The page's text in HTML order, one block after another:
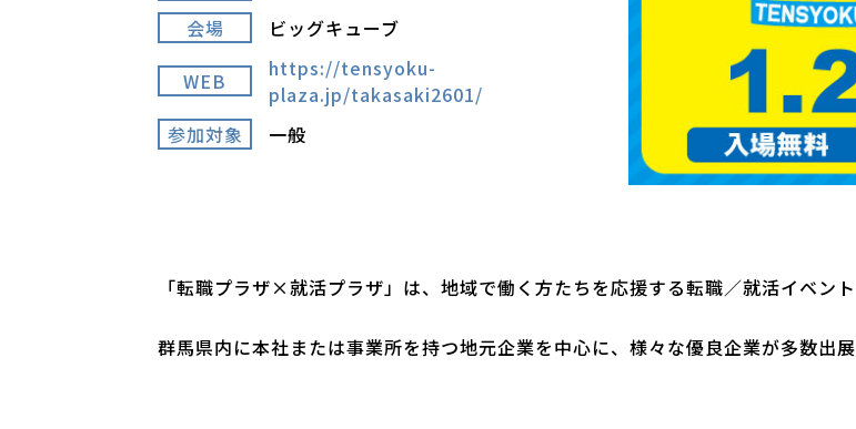
会場
ビッグキューブ
WEB
https://tensyoku-
plaza.jp/takasaki2601/
参加対象
一般
「転職プラザ×就活プラザ」は、地域で働く方たちを応援する転職／就活イベント
群馬県内に本社または事業所を持つ地元企業を中心に、様々な優良企業が多数出展